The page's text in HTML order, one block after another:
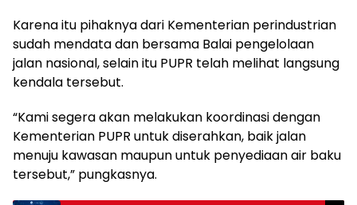
Karena itu pihaknya dari Kementerian perindustrian
sudah mendata dan bersama Balai pengelolaan
jalan nasional, selain itu PUPR telah melihat langsung
kendala tersebut.
“Kami segera akan melakukan koordinasi dengan
Kementerian PUPR untuk diserahkan, baik jalan
menuju kawasan maupun untuk penyediaan air baku
tersebut,” pungkasnya.